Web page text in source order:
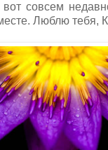
совсем
Люблю тебя,